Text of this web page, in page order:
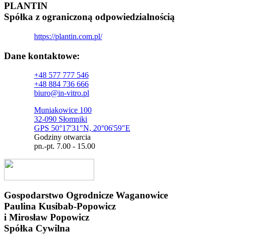
PLANTIN
Spółka z ograniczoną odpowiedzialnością
https://plantin.com.pl/
Dane kontaktowe:
+48 577 777 546
+48 884 736 666
biuro@in-vitro.pl
Muniakowice 100
32-090 Słomniki
GPS 50°17'31"N, 20°06'59"E
Godziny otwarcia
pn.-pt. 7.00 - 15.00
Gospodarstwo Ogrodnicze Waganowice
Paulina Kusibab-Popowicz
i Mirosław Popowicz
Spółka Cywilna